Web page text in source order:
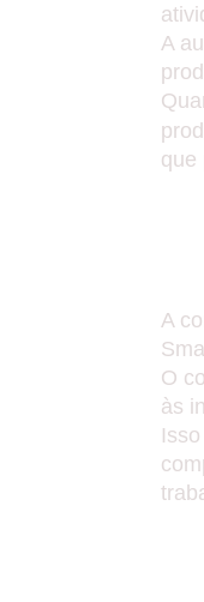
A
que
A
O
às